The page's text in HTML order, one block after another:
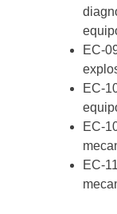
EC-
EC-
EC-
EC-